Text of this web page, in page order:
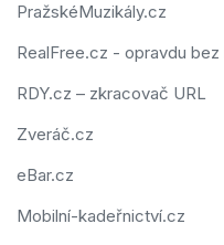
PražskéMuzikály.cz
RealFree.cz - opravdu bez
RDY.cz – zkracovač URL
Zveráč.cz
eBar.cz
Mobilní-kadeřnictví.cz